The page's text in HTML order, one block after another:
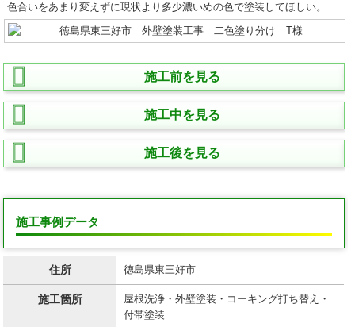
色合いをあまり変えずに現状より多少濃いめの色で塗装してほしい。
施工前を見る
施工中を見る
施工後を見る
施工事例データ
住所 徳島県東三好市
施工箇所
屋根洗浄・外壁塗装・コーキング打ち替え・
付帯塗装